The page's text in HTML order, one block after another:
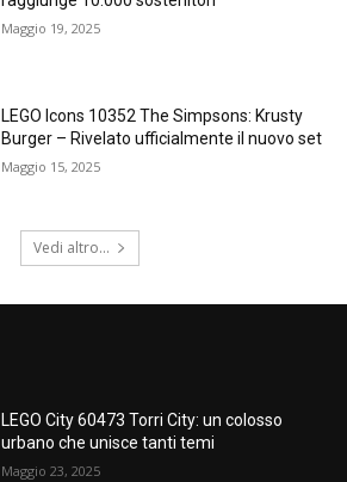
Maggio 19, 2025
LEGO Icons 10352 The Simpsons: Krusty
Burger – Rivelato ufficialmente il nuovo set
Maggio 15, 2025
Vedi altro...
LEGO City 60473 Torri City: un colosso
urbano che unisce tanti temi
Maggio 23, 2025